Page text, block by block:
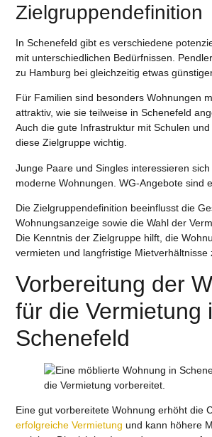
Zielgruppendefinition
In Schenefeld gibt es verschiedene
mit unterschiedlichen Bedürfnissen.
zu Hamburg bei gleichzeitig etwas
Für Familien sind besonders Wohnungen
attraktiv, wie sie teilweise in Schenefeld
Auch die gute Infrastruktur mit Schulen
diese Zielgruppe wichtig.
Junge Paare und Singles interessieren
moderne Wohnungen. WG-Angebote sind
Die Zielgruppendefinition beeinflusst die
Wohnungsanzeige sowie die Wahl der
Die Kenntnis der Zielgruppe hilft, die
vermieten und langfristige Mietverhältnisse
Vorbereitung der
für die Vermietung
Schenefeld
Eine gut vorbereitete Wohnung erhöht die
erfolgreiche Vermietung und kann höhere